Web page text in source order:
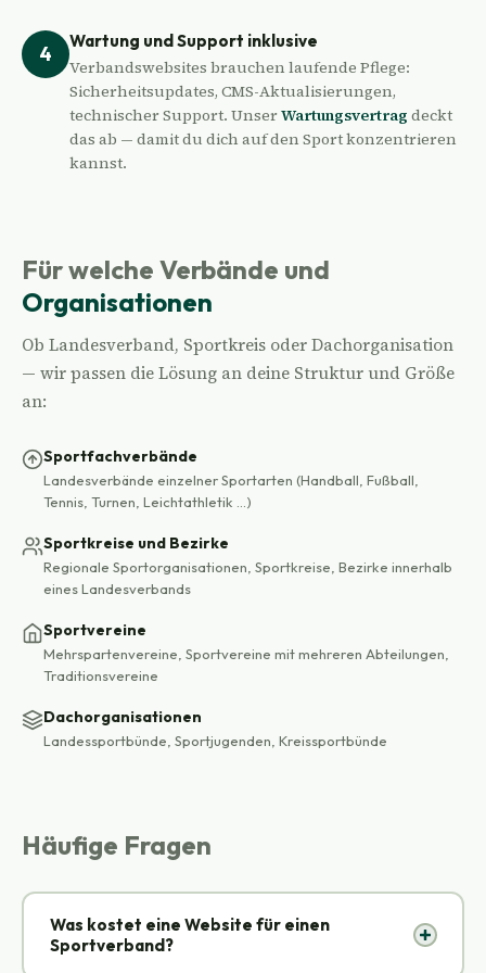
Wartung und Support inklusive
Verbandswebsites brauchen laufende Pflege:
Sicherheitsupdates, CMS-Aktualisierungen,
technischer Support. UnserWartungsvertrag deckt
das ab — damit du dich auf den Sport konzentrieren
kannst.
Für welche Verbände und
Organisationen
Ob Landesverband, Sportkreis oder Dachorganisation
— wir passen die Lösung an deine Struktur und Größe
an:
Sportfachverbände
Landesverbände einzelner Sportarten (Handball, Fußball,
Tennis, Turnen, Leichtathletik ...)
Sportkreise und Bezirke
Regionale Sportorganisationen, Sportkreise, Bezirke innerhalb
eines Landesverbands
Sportvereine
Mehrspartenvereine, Sportvereine mit mehreren Abteilungen,
Traditionsvereine
Dachorganisationen
Landessportbünde, Sportjugenden, Kreissportbünde
Häufige Fragen
Was kostet eine Website für einen
Sportverband?